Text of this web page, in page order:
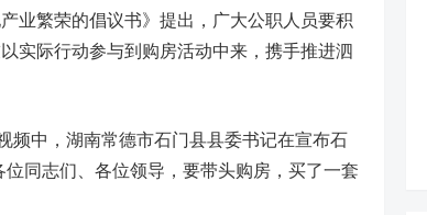
业繁荣的倡议书》提出，广大公职人员要积
实际行动参与到购房活动中来，携手推进泗
中，湖南常德市石门县县委书记在宣布石
同志们、各位领导，要带头购房，买了一套